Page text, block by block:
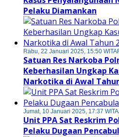
Pelaku Diamankan
Rabu, 22 Januari 2025, 15:50 WITA
Satuan Res Narkoba
Keberhasilan Ungkap
Narkotika di Awal
Jumat, 10 Januari 2025, 17:37 WITA
Unit PPA Sat Reskrim
Pelaku Dugaan